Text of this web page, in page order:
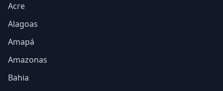
Acre
Alagoas
Amapá
Amazonas
Bahia